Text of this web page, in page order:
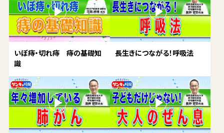
いぼ痔・切れ痔 痔の基礎知
識
長生きにつながる！呼吸法